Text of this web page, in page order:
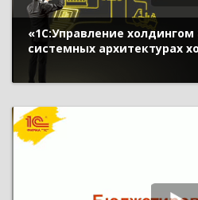
«1С:Управление холдингом
системных архитектурах